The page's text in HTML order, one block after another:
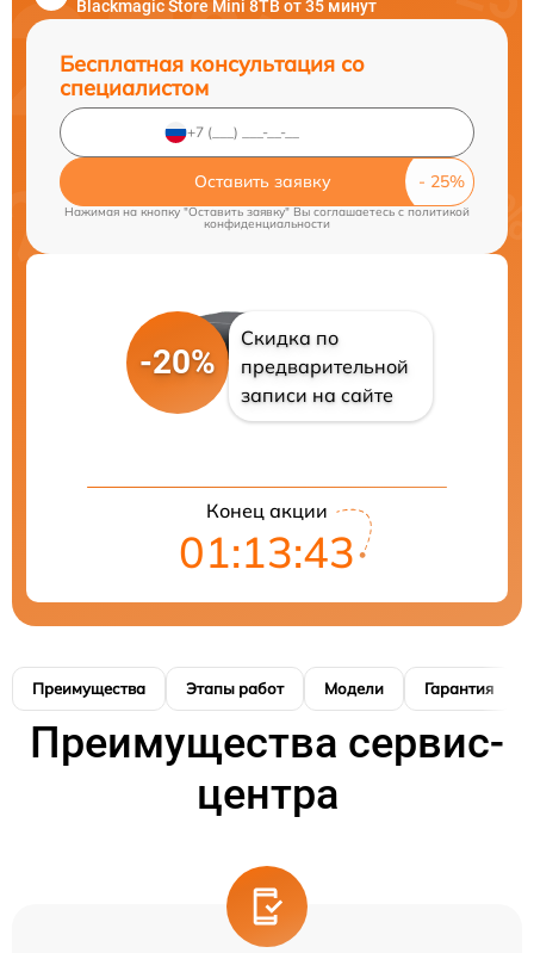
Blackmagic Store Mini 8TB от 35 минут
Бесплатная консультация со
специалистом
Оставить заявку
Нажимая на кнопку "Оставить заявку" Вы соглашаетесь cполитикой
конфиденциальности
-20%
Скидка по
предварительной
записи на сайте
Конец акции
01:13:42
Преимущества Этапы работ Модели Гарантия
Преимущества сервис-
центра